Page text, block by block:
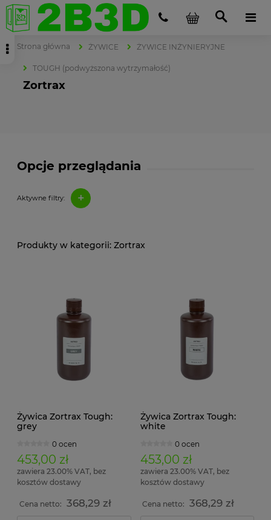
Strona główna ŻYWICE ŻYWICE INŻYNIERYJNE
TOUGH (podwyższona wytrzymałość)
Zortrax
Opcje przeglądania
Aktywne filtry: +
Zortrax
Żywica Zortrax Tough:
grey
0 ocen
453,00 zł
zawiera 23.00% VAT, bez
kosztów dostawy
Cena netto: 368,29 zł
Żywica Zortrax Tough:
white
0 ocen
453,00 zł
zawiera 23.00% VAT, bez
kosztów dostawy
Cena netto: 368,29 zł